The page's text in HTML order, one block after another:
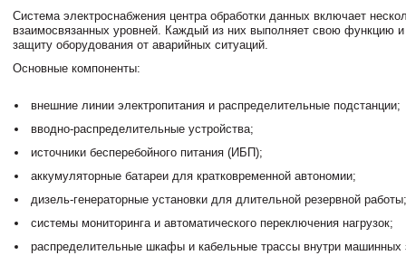
Система электроснабжения центра обработки данных включает
взаимосвязанных уровней. Каждый из них выполняет свою функцию и
защиту оборудования от аварийных ситуаций.
Основные компоненты:
внешние линии электропитания и распределительные подстанции;
вводно-распределительные устройства;
источники бесперебойного питания (ИБП);
аккумуляторные батареи для кратковременной автономии;
дизель-генераторные установки для длительной резервной работы;
системы мониторинга и автоматического переключения нагрузок;
распределительные шкафы и кабельные трассы внутри машинных